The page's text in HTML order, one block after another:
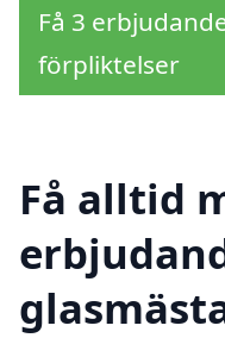
Få 3
förpliktelser
Få alltid